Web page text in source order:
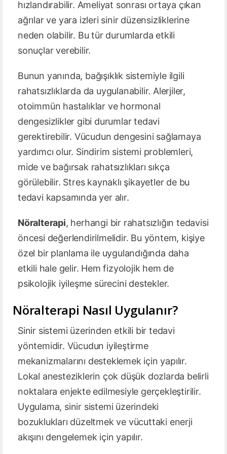
hızlandırabilir. Ameliyat sonrası ortaya çıkan
ağrılar ve yara izleri sinir düzensizliklerine
neden olabilir. Bu tür durumlarda etkili
sonuçlar verebilir.
Bunun yanında, bağışıklık sistemiyle ilgili
rahatsızlıklarda da uygulanabilir. Alerjiler,
otoimmün hastalıklar ve hormonal
dengesizlikler gibi durumlar tedavi
gerektirebilir. Vücudun dengesini sağlamaya
yardımcı olur. Sindirim sistemi problemleri,
mide ve bağırsak rahatsızlıkları sıkça
görülebilir. Stres kaynaklı şikayetler de bu
tedavi kapsamında yer alır.
Nöralterapi, herhangi bir rahatsızlığın tedavisi
öncesi değerlendirilmelidir. Bu yöntem, kişiye
özel bir planlama ile uygulandığında daha
etkili hale gelir. Hem fizyolojik hem de
psikolojik iyileşme sürecini destekler.
Nöralterapi Nasıl Uygulanır?
Sinir sistemi üzerinden etkili bir tedavi
yöntemidir. Vücudun iyileştirme
mekanizmalarını desteklemek için yapılır.
Lokal anesteziklerin çok düşük dozlarda belirli
noktalara enjekte edilmesiyle gerçekleştirilir.
Uygulama, sinir sistemi üzerindeki
bozuklukları düzeltmek ve vücuttaki enerji
akışını dengelemek için yapılır.